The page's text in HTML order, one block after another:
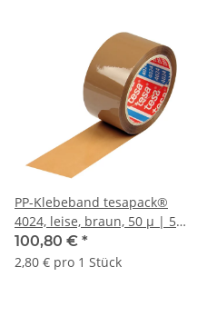
PP-Klebeband tesapack®
4024, leise, braun, 50 µ | 50
mm x 66 lfm. | VE = 36 Stk.
100,80 € *
2,80 € pro 1 Stück